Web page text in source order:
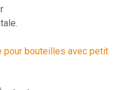
pour bouteilles avec petit